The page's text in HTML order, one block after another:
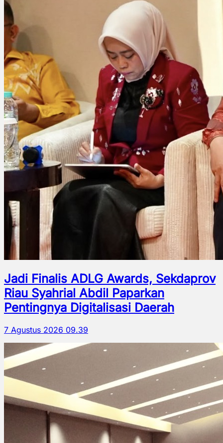
Jadi Finalis ADLG Awards, Sekdaprov
Riau Syahrial Abdil Paparkan
Pentingnya Digitalisasi Daerah
7 Agustus 2026 09.39